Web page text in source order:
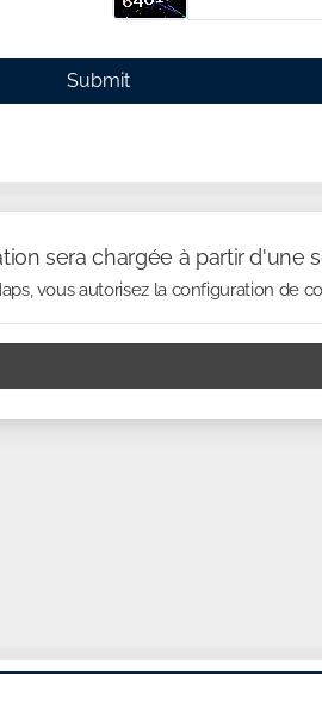
Submit
sera chargée à partir d'une
vous autorisez la configuration de